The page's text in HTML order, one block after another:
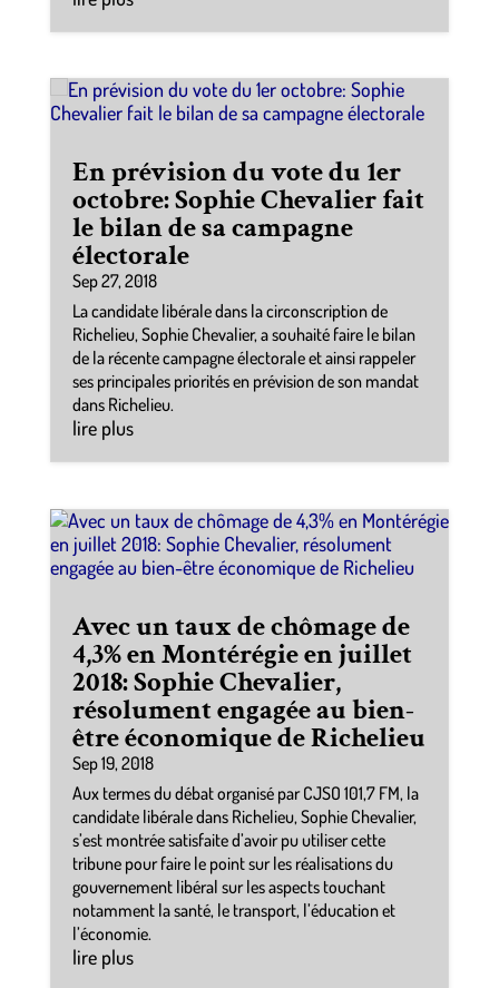
En prévision du vote du 1er
octobre: Sophie Chevalier fait
le bilan de sa campagne
électorale
Sep 27, 2018
La candidate libérale dans la circonscription de
Richelieu, Sophie Chevalier, a souhaité faire le bilan
de la récente campagne électorale et ainsi rappeler
ses principales priorités en prévision de son mandat
dans Richelieu.
lire plus
Avec un taux de chômage de
4,3% en Montérégie en juillet
2018: Sophie Chevalier,
résolument engagée au bien-
être économique de Richelieu
Sep 19, 2018
Aux termes du débat organisé par CJSO 101,7 FM, la
candidate libérale dans Richelieu, Sophie Chevalier,
s’est montrée satisfaite d’avoir pu utiliser cette
tribune pour faire le point sur les réalisations du
gouvernement libéral sur les aspects touchant
notamment la santé, le transport, l’éducation et
l’économie.
lire plus